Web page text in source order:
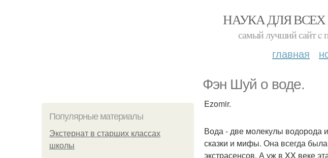
НАУКА ДЛЯ
самый лучший сайт c
главная
Фэн Шуй о воде.
Популярные материалы
Экстернат в старших классах
школы
Ezomir.
Вода - две молекулы водорода
сказки и мифы. Она всегда
экстрасенсов. А уж в XX веке